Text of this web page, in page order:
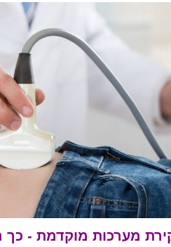
מערכות מוקדמת -